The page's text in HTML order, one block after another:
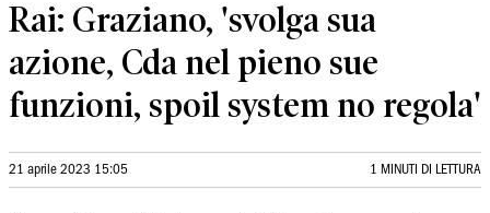
Rai: Graziano, 'svolga sua
azione, Cda nel pieno sue
funzioni, spoil system no regola'
21 aprile 2023 15:05 1 MINUTI DI LETTURA